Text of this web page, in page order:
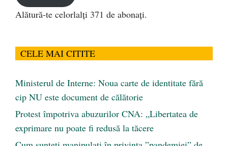
Alătură-te celorlalți 371 de abonați.
CELE MAI CITITE
Ministerul de Interne: Noua carte de identitate fără
cip NU este document de călătorie
Protest împotriva abuzurilor CNA: „Libertatea de
exprimare nu poate fi redusă la tăcere